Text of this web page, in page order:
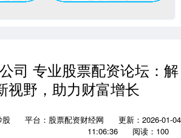
司 专业股票配资论坛：解
视野，助力财富增长
股 平台：股票配资财经网
更新：2026-01-04
11:06:36
阅读：100